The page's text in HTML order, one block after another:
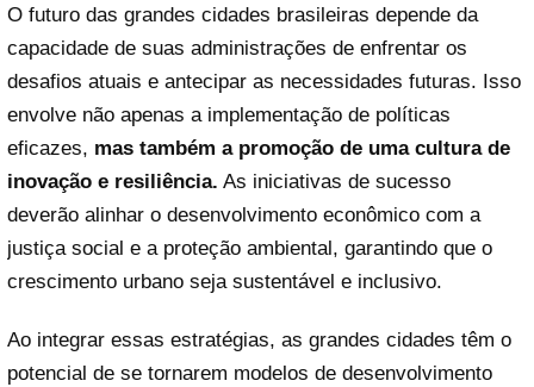
O futuro das grandes cidades brasileiras depende da
capacidade de suas administrações de enfrentar os
desafios atuais e antecipar as necessidades futuras. Isso
envolve não apenas a implementação de políticas
eficazes, mas também a promoção de uma cultura de
inovação e resiliência. As iniciativas de sucesso
deverão alinhar o desenvolvimento econômico com a
justiça social e a proteção ambiental, garantindo que o
crescimento urbano seja sustentável e inclusivo.
Ao integrar essas estratégias, as grandes cidades têm o
potencial de se tornarem modelos de desenvolvimento